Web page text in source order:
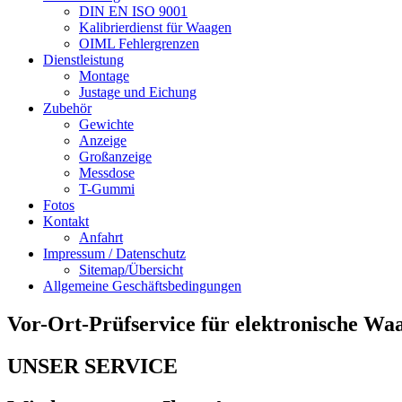
DIN EN ISO 9001
Kalibrierdienst für Waagen
OIML Fehlergrenzen
Dienstleistung
Montage
Justage und Eichung
Zubehör
Gewichte
Anzeige
Großanzeige
Messdose
T-Gummi
Fotos
Kontakt
Anfahrt
Impressum / Datenschutz
Sitemap/Übersicht
Allgemeine Geschäftsbedingungen
Vor-Ort-Prüfservice für elektronische
UNSER SERVICE